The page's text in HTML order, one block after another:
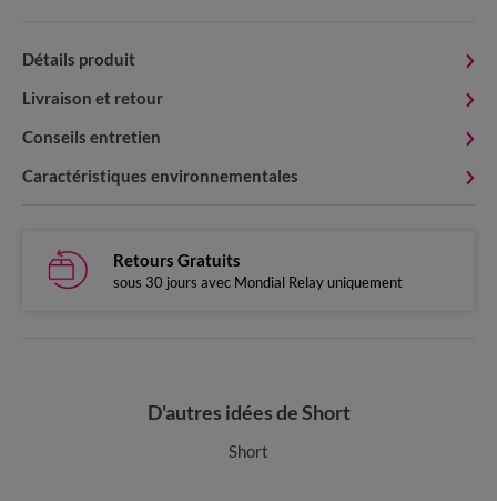
Détails produit
Livraison et retour
Conseils entretien
Caractéristiques environnementales
Retours Gratuits
sous 30 jours avec Mondial Relay uniquement
D'autres idées de Short
Short